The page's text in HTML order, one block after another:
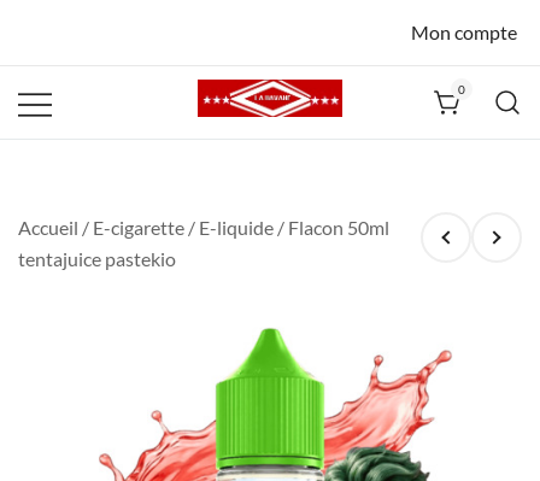
Mon compte
0
Accueil / E-cigarette / E-liquide / Flacon 50ml
tentajuice pastekio